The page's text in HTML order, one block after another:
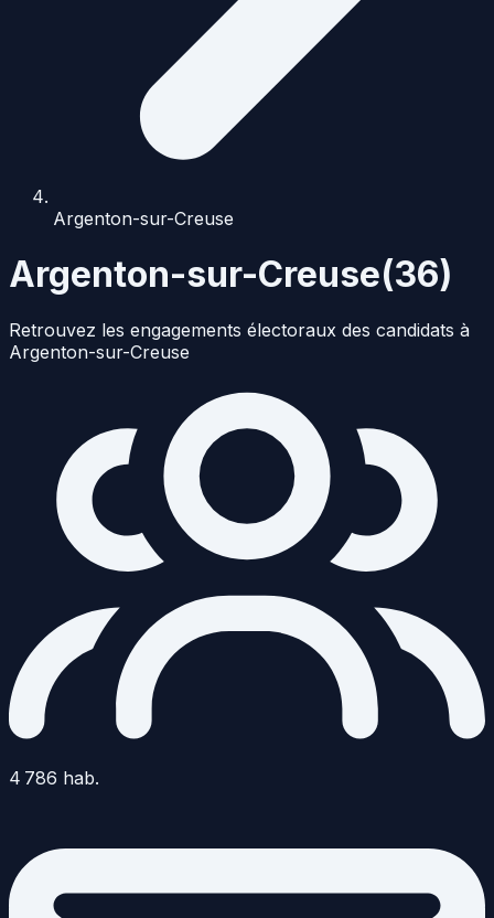
Argenton-sur-Creuse
Argenton-sur-Creuse(36)
Retrouvez les engagements électoraux des candidats à
Argenton-sur-Creuse
4 786 hab.